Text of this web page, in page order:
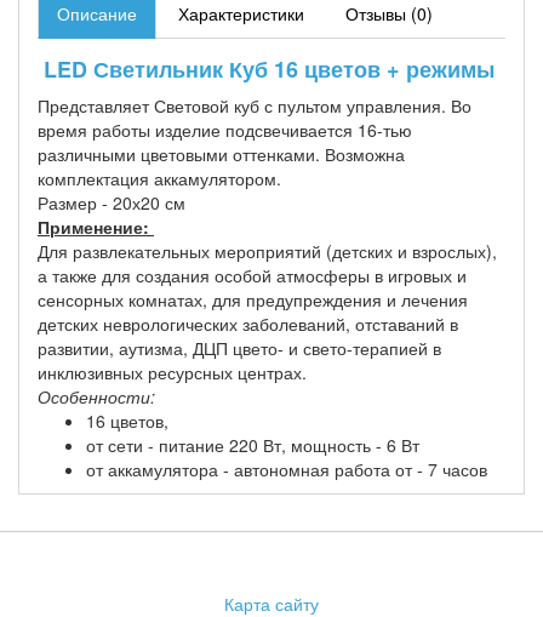
Описание Характеристики Отзывы (0)
LED Светильник Куб 16 цветов + режимы
Представляет Световой куб с пультом управления. Во
время работы изделие подсвечивается 16-тью
различными цветовыми оттенками. Возможна
комплектация аккамулятором.
Размер - 20х20 см
Применение:
Для развлекательных мероприятий (детских и взрослых),
а также для создания особой атмосферы в игровых и
сенсорных комнатах, для предупреждения и лечения
детских неврологических заболеваний, отставаний в
развитии, аутизма, ДЦП цвето- и свето-терапией в
инклюзивных ресурсных центрах.
Особенности:
16 цветов,
от сети - питание 220 Вт, мощность - 6 Вт
от аккамулятора - автономная работа от - 7 часов
Карта сайту